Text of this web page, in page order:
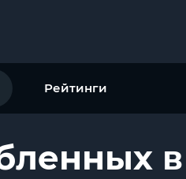
Рейтинги